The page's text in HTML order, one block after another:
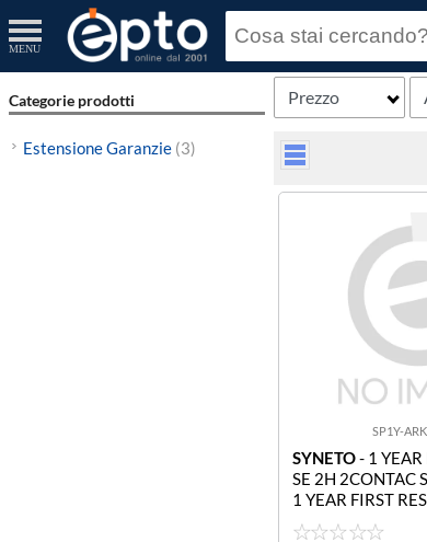
MENU
Categorie prodotti
Estensione Garanzie (3)
Prezzo
SP1Y-
SYNETO- 1 YEAR
SE 2H 2CONTAC
1 YEAR FIRST
NTAC